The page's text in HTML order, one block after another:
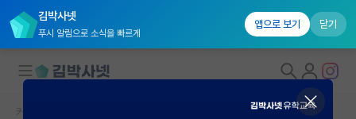
김박사넷
푸시 알림으로 소식을 빠르게
앱으로 보기 닫기
커뮤니티 홈